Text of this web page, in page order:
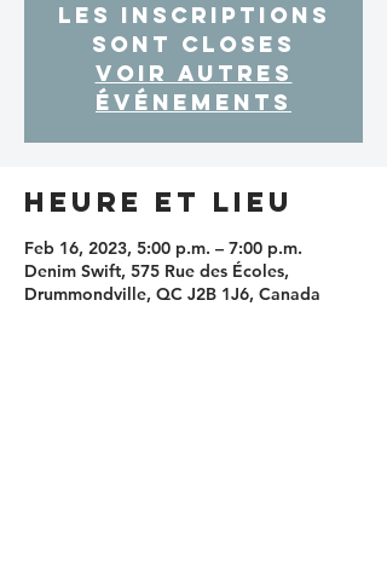
Les inscriptions
sont closes
Voir autres
événements
Heure et lieu
Feb 16, 2023, 5:00 p.m. – 7:00 p.m.
Denim Swift, 575 Rue des Écoles,
Drummondville, QC J2B 1J6, Canada